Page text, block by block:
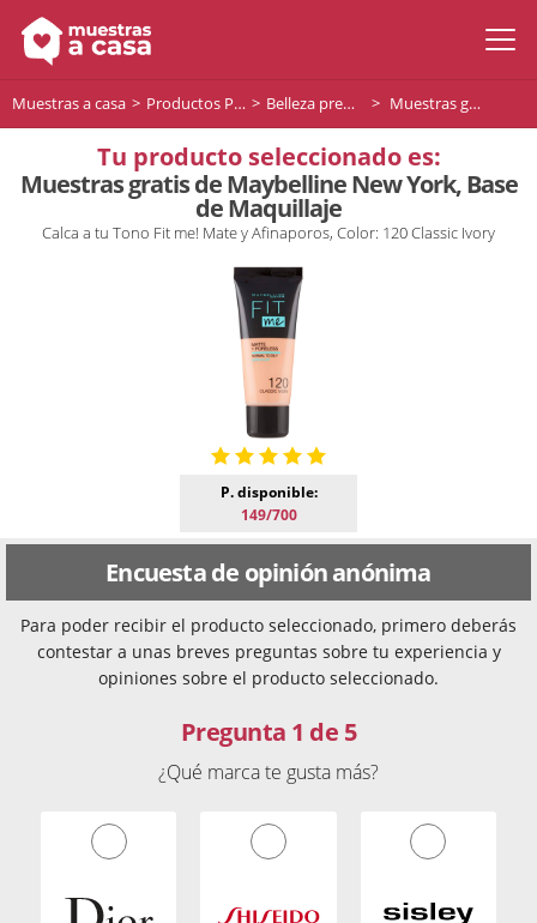
Muestras a casa Productos Premium Belleza premium Muestras gratis de Maybelline New York, Base de Maquillaje
Tu producto seleccionado es:
Muestras gratis de Maybelline New York, Base
de Maquillaje
Calca a tu Tono Fit me! Mate y Afinaporos, Color: 120 Classic Ivory
P. disponible:
149/700
Encuesta de opinión anónima
Para poder recibir el producto seleccionado, primero deberás
contestar a unas breves preguntas sobre tu experiencia y
opiniones sobre el producto seleccionado.
Pregunta 1 de 5
¿Qué marca te gusta más?